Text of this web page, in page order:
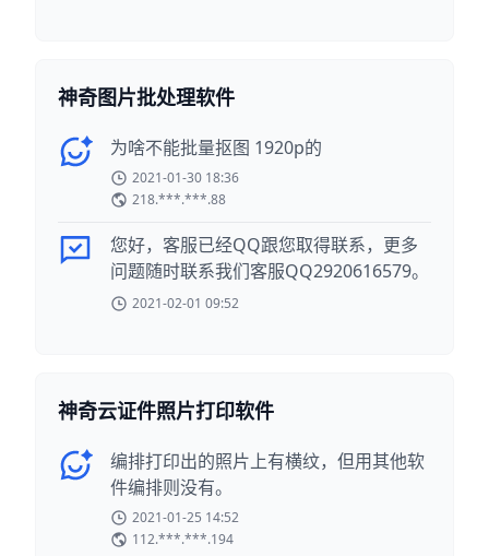
神奇图片批处理软件
为啥不能批量抠图 1920p的
2021-01-30 18:36
218.***.***.88
您好，客服已经QQ跟您取得联系，更多
问题随时联系我们客服QQ2920616579。
2021-02-01 09:52
神奇云证件照片打印软件
编排打印出的照片上有横纹，但用其他软
件编排则没有。
2021-01-25 14:52
112.***.***.194